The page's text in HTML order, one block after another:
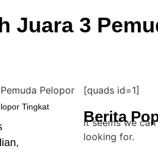
Juara 3
Tingkat
[quads id=1]
Berita
It seems we
looking for.